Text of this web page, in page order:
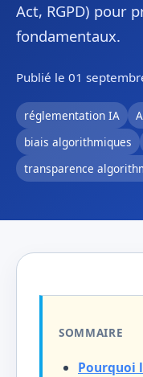
Act, RGPD) pour
fondamentaux.
Publié le 01
réglementation IA
biais algorithmiques
transparence
SOMMAIRE
Pourquoi